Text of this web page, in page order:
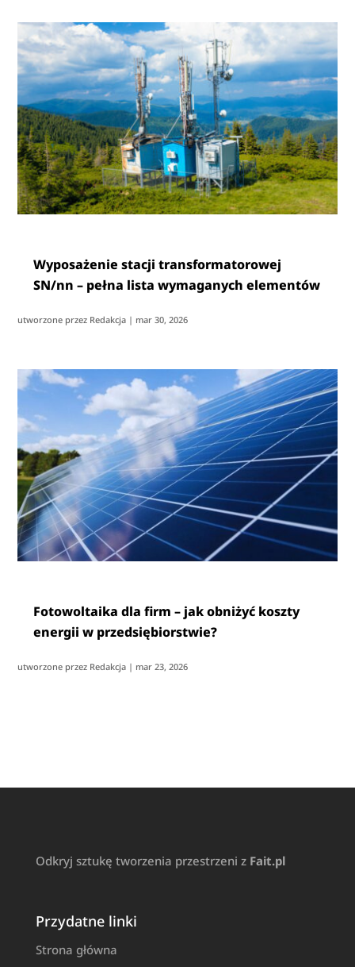
Wyposażenie stacji transformatorowej
SN/nn – pełna lista wymaganych elementów
utworzone przez Redakcja | mar 30, 2026
Fotowoltaika dla firm – jak obniżyć koszty
energii w przedsiębiorstwie?
utworzone przez Redakcja | mar 23, 2026
Odkryj sztukę tworzenia przestrzeni z Fait.pl
Przydatne linki
Strona główna